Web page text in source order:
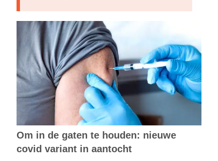
Om in de gaten te houden: nieuwe
covid variant in aantocht